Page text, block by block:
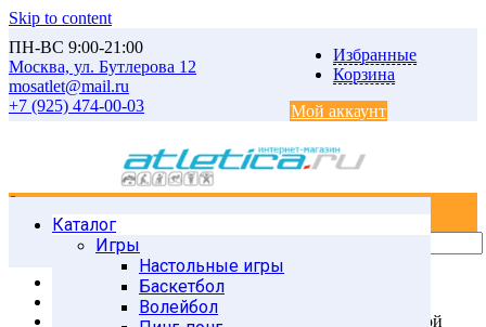
Skip to content
ПН-ВС 9:00-21:00
Москва, ул. Бутлерова 12
mosatlet@mail.ru
+7 (925) 474-00-03
Избранные
Корзина
Мой аккаунт
0
Каталог
Игры
Настольные игры
Баскетбол
Волейбол
Главная
Товары
Грифы и диски 50мм
Диски d-51мм Китай
RJ1050 Диск обр. черный d-51mm 5кг с мет. втулкой